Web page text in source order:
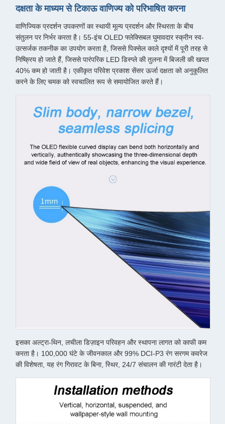
दक्षता के माध्यम से टिकाऊ वाणिज्य को परिभाषित करना
वाणिज्यिक प्रदर्शन उपकरणों का स्थायी मूल्य प्रदर्शन और स्थिरता के बीच
संतुलन पर निर्भर करता है। 55-इंच OLED फ्लेक्सिबल घुमावदार स्क्रीन स्व-
उत्सर्जक तकनीक का उपयोग करता है, जिससे पिक्सेल काले दृश्यों में पूरी तरह से
निष्क्रिय हो जाते हैं, जिससे पारंपरिक LED डिस्प्ले की तुलना में बिजली की खपत
40% कम हो जाती है। एकीकृत परिवेश प्रकाश सेंसर ऊर्जा दक्षता को अनुकूलित
करने के लिए चमक को स्वचालित रूप से समायोजित करते हैं।
इसका अल्ट्रा-थिन, लचीला डिज़ाइन परिवहन और स्थापना लागत को काफी कम
करता है। 100,000 घंटे के जीवनकाल और 99% DCI-P3 रंग सरगम ​​कवरेज
की विशेषता, यह रंग गिरावट के बिना, स्थिर, 24/7 संचालन की गारंटी देता है।